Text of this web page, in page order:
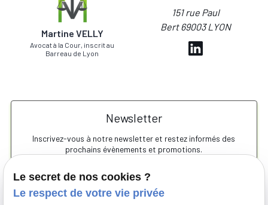
Martine VELLY
Avocat à la Cour, inscrit au
Barreau de Lyon
151 rue Paul
Bert 69003 LYON
Newsletter
Inscrivez-vous à notre newsletter et restez informés des
prochains évènements et promotions.
Le secret de nos cookies ?
Le respect de votre vie privée